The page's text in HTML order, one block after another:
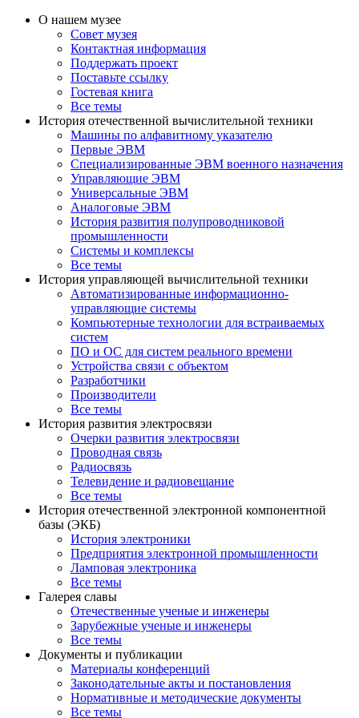
О нашем музее
Совет музея
Контактная информация
Поддержать проект
Поставьте ссылку
Гостевая книга
Все темы
История отечественной вычислительной техники
Машины по алфавитному указателю
Первые ЭВМ
Специализированные ЭВМ военного назначения
Управляющие ЭВМ
Универсальные ЭВМ
Аналоговые ЭВМ
История развития полупроводниковой
промышленности
Системы и комплексы
Все темы
История управляющей вычислительной техники
Автоматизированные информационно-
управляющие системы
Компьютерные технологии для встраиваемых
систем
ПО и ОС для систем реального времени
Устройства связи с объектом
Разработчики
Производители
Все темы
История развития электросвязи
Очерки развития электросвязи
Проводная связь
Радиосвязь
Телевидение и радиовещание
Все темы
История отечественной электронной компонентной
базы (ЭКБ)
История электроники
Предприятия электронной промышленности
Ламповая электроника
Все темы
Галерея славы
Отечественные ученые и инженеры
Зарубежные ученые и инженеры
Все темы
Документы и публикации
Материалы конференций
Законодательные акты и постановления
Нормативные и методические документы
Все темы